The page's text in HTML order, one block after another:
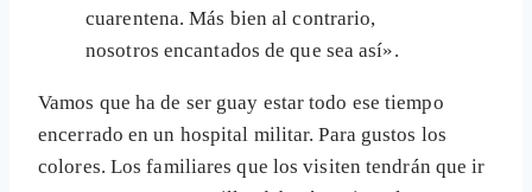
cuarentena. Más bien al contrario,
nosotros encantados de que sea así».
Vamos que ha de ser guay estar todo ese tiempo
encerrado en un hospital militar. Para gustos los
colores. Los familiares que los visiten tendrán que ir